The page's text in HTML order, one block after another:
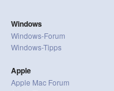
Windows
Windows-Forum
Windows-Tipps
Apple
Apple Mac Forum